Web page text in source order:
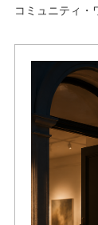
コミュニティ・